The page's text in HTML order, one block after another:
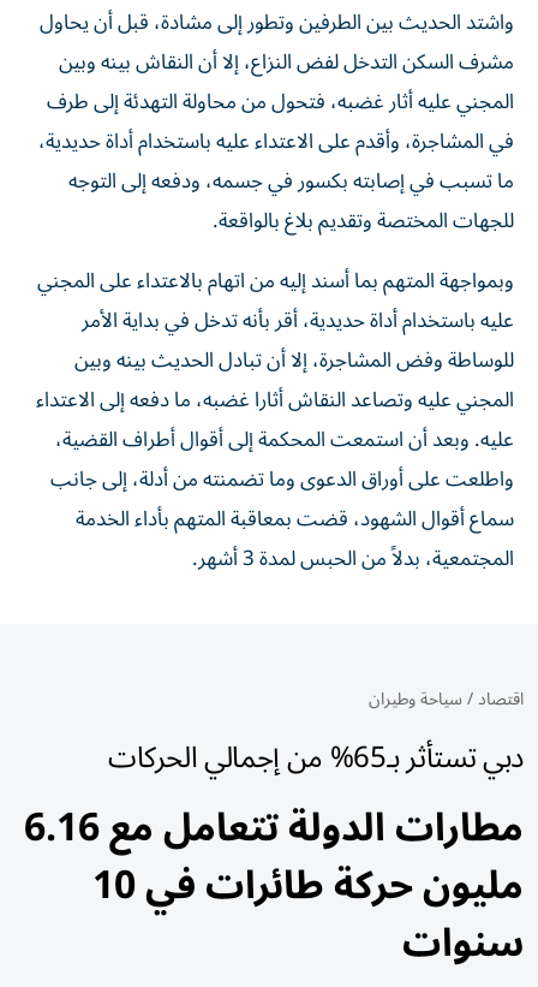
واشتد الحديث بين الطرفين وتطور إلى مشادة، قبل أن يحاول
مشرف السكن التدخل لفض النزاع، إلا أن النقاش بينه وبين
المجني عليه أثار غضبه، فتحول من محاولة التهدئة إلى طرف
في المشاجرة، وأقدم على الاعتداء عليه باستخدام أداة حديدية،
ما تسبب في إصابته بكسور في جسمه، ودفعه إلى التوجه
للجهات المختصة وتقديم بلاغ بالواقعة.
وبمواجهة المتهم بما أسند إليه من اتهام بالاعتداء على المجني
عليه باستخدام أداة حديدية، أقر بأنه تدخل في بداية الأمر
للوساطة وفض المشاجرة، إلا أن تبادل الحديث بينه وبين
المجني عليه وتصاعد النقاش أثارا غضبه، ما دفعه إلى الاعتداء
عليه. وبعد أن استمعت المحكمة إلى أقوال أطراف القضية،
واطلعت على أوراق الدعوى وما تضمنته من أدلة، إلى جانب
سماع أقوال الشهود، قضت بمعاقبة المتهم بأداء الخدمة
المجتمعية، بدلاً من الحبس لمدة 3 أشهر.
اقتصاد/سياحة وطيران
دبي تستأثر بـ65% من إجمالي الحركات
مطارات الدولة تتعامل مع 6.16
مليون حركة طائرات في 10
سنوات